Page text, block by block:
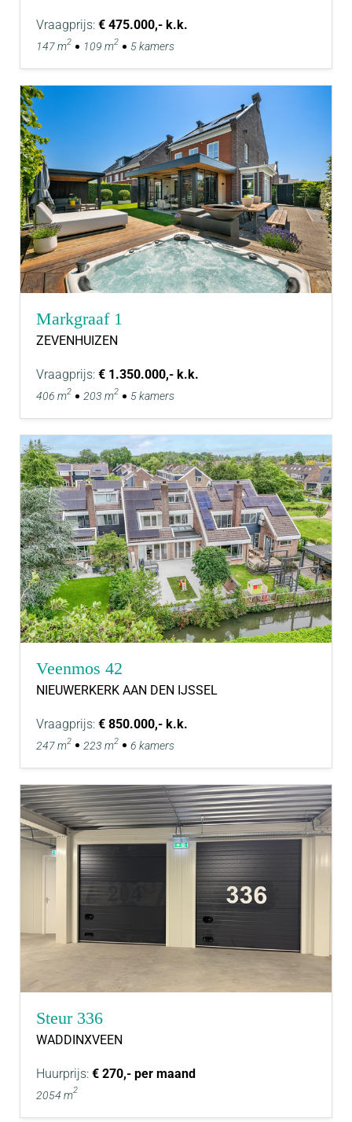
Vraagprijs: € 475.000,- k.k.
147 m2 109 m2 5 kamers
Markgraaf 1
ZEVENHUIZEN
Vraagprijs: € 1.350.000,- k.k.
406 m2 203 m2 5 kamers
Veenmos 42
NIEUWERKERK AAN DEN IJSSEL
Vraagprijs: € 850.000,- k.k.
247 m2 223 m2 6 kamers
Steur 336
WADDINXVEEN
Huurprijs: € 270,- per maand
2054 m2